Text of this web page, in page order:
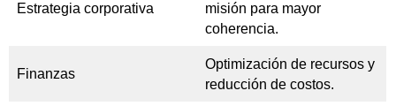
Estrategia corporativa
misión para mayor
coherencia.
Finanzas
Optimización de recursos y
reducción de costos.